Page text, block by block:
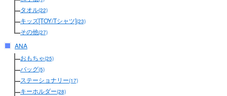
タオル(22)
キッズ[TOY/Tシャツ](23)
その他(27)
ANA
おもちゃ(25)
バッグ(5)
ステーショナリー(17)
キーホルダー(28)